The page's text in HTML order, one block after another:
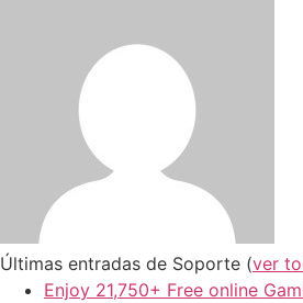
Últimas entradas de Soporte (ver
Enjoy 21,750+ Free online